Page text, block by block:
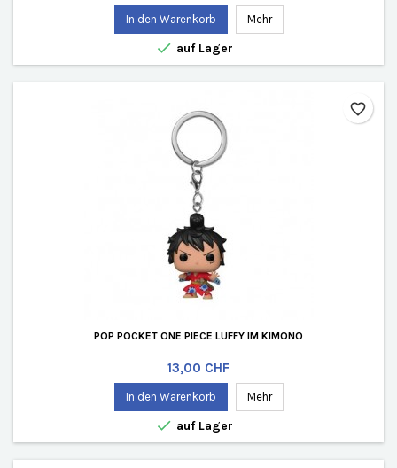
In den Warenkorb Mehr
 auf Lager
POP POCKET ONE PIECE LUFFY IM KIMONO
Preis
13,00 CHF
In den Warenkorb Mehr
 auf Lager
favorite_border